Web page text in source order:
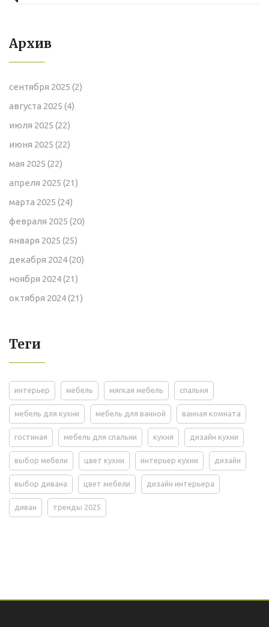
Архив
сентября 2025 (2)
августа 2025 (4)
июля 2025 (22)
июня 2025 (22)
мая 2025 (22)
апреля 2025 (21)
марта 2025 (24)
февраля 2025 (20)
января 2025 (25)
декабря 2024(20)
ноября 2024(21)
октября 2024(21)
Теги
интерьер мебель мягкая мебель спальня
мебель для кухни мебель для ванной ванная комната
гостиная мебель для спальни кухня дизайн кухни
выбор мебели цвет кухни интерьер кухни дизайн
выбор дивана цвет мебели дизайн интерьера
диван тренды 2025